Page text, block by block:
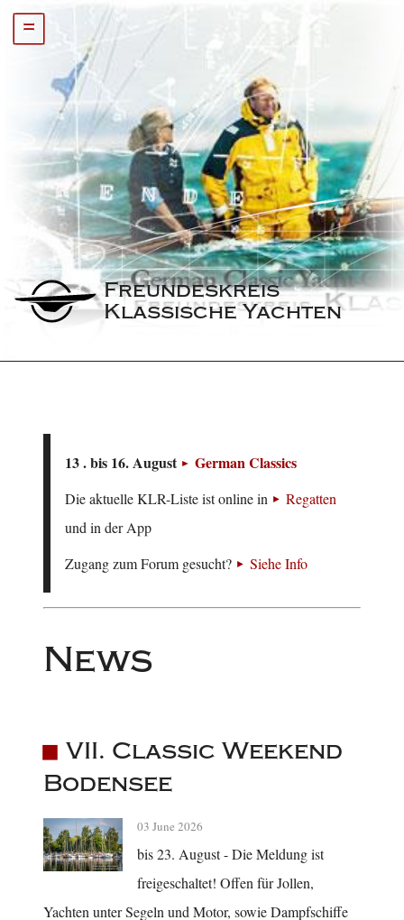
=
Freundeskreis
Klassische Yachten
13 . bis 16. August German Classics
Die aktuelle KLR-Liste ist online in
Regatten
und in der App
Zugang zum Forum gesucht?
Siehe Info
News
VII. Classic Weekend
Bodensee
03 June 2026
bis 23. August - Die Meldung ist
freigeschaltet! Offen für Jollen,
Yachten unter Segeln und Motor, sowie Dampfschiffe